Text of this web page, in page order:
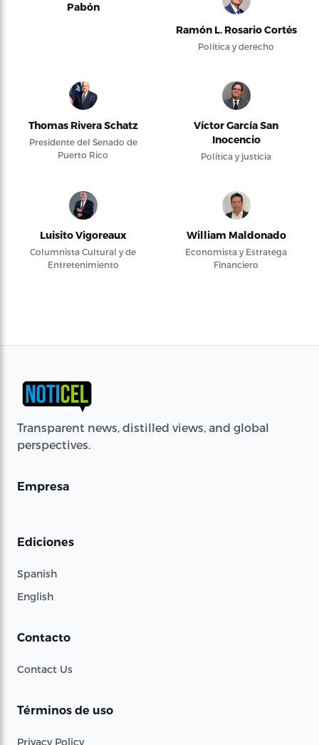
Pabón
Ramón L. Rosario Cortés
Política y derecho
Thomas Rivera Schatz
Presidente del Senado de
Puerto Rico
Víctor García San
Inocencio
Política y justicia
Luisito Vigoreaux
Columnista Cultural y de
Entretenimiento
William Maldonado
Economista y Estratega
Financiero
Transparent news, distilled views, and global
perspectives.
Empresa
Ediciones
Spanish
English
Contacto
Contact Us
Términos de uso
Privacy Policy